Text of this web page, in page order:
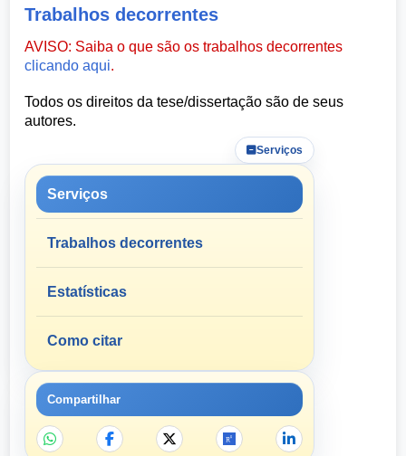
Trabalhos decorrentes
AVISO: Saiba o que são os trabalhos decorrentes
clicando aqui.
Todos os direitos da tese/dissertação são de seus
autores.
Serviços
Serviços
Trabalhos decorrentes
Estatísticas
Como citar
Compartilhar